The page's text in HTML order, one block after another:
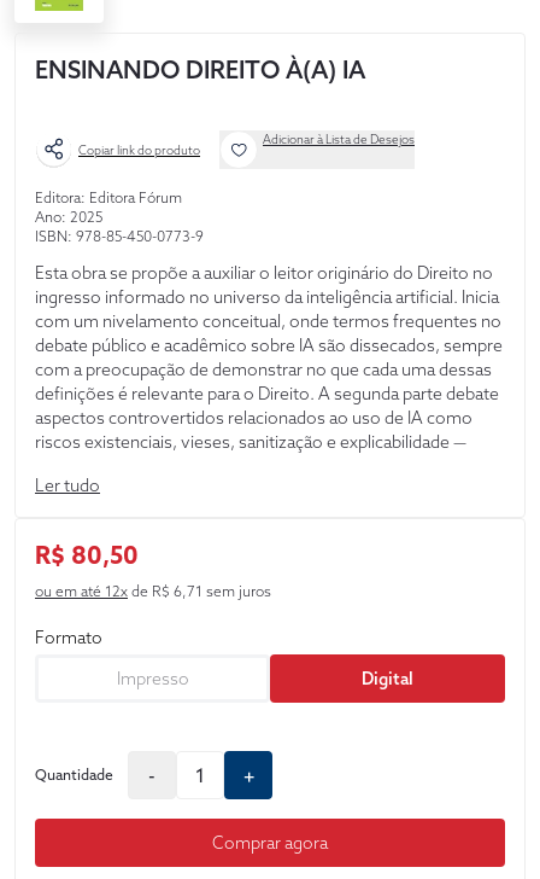
ENSINANDO DIREITO À(A) IA
Copiar link do produto
Adicionar à Lista de Desejos
Editora: Editora Fórum
Ano: 2025
ISBN: 978-85-450-0773-9
Esta obra se propõe a auxiliar o leitor originário do Direito no
ingresso informado no universo da inteligência artificial. Inicia
com um nivelamento conceitual, onde termos frequentes no
debate público e acadêmico sobre IA são dissecados, sempre
com a preocupação de demonstrar no que cada uma dessas
definições é relevante para o Direito. A segunda parte debate
aspectos controvertidos relacionados ao uso de IA como
riscos existenciais, vieses, sanitização e explicabilidade —
temas. Finalmente, a terceira parte discute a adequação da
aplicam IA.
Ler tudo
R$ 80,50
ou em até 12x de R$ 6,71 sem juros
Formato
Impresso
Digital
Quantidade - +
Comprar agora